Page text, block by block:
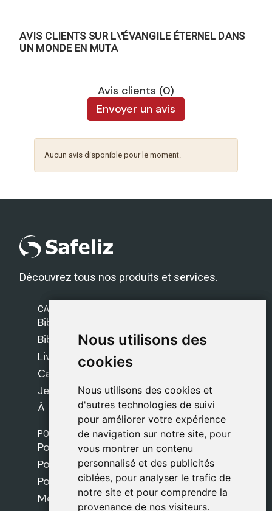
Nous utilisons des
cookies
Nous utilisons des cookies et
d'autres technologies de suivi
pour améliorer votre expérience
de navigation sur notre site, pour
vous montrer un contenu
personnalisé et des publicités
ciblées, pour analyser le trafic de
notre site et pour comprendre la
provenance de nos visiteurs.
Nous utilisons des
cookies
Nous utilisons des cookies et
d'autres technologies de suivi
pour améliorer votre expérience
de navigation sur notre site, pour
vous montrer un contenu
personnalisé et des publicités
ciblées, pour analyser le trafic de
notre site et pour comprendre la
provenance de nos visiteurs.
AVIS CLIENTS SUR L\'ÉVANGILE ÉTERNEL DANS
UN MONDE EN MUTA
Avis clients (0)
Envoyer un avis
Aucun avis disponible pour le moment.
Découvrez tous nos produits et services.
CATÉGORIES
Bibles Safeliz
Bibles
Livres
Cadeaux
Jeux
À propos de nous
POLITIQUES
Politique de livraison
Politique de cookies
Politique de confidentialité
Mentions légales